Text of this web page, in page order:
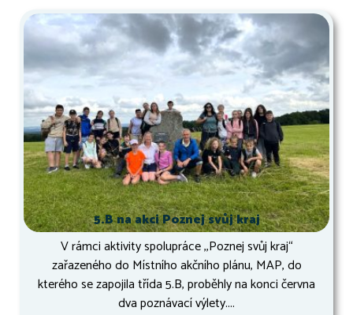
5.B na akci Poznej svůj kraj
V rámci aktivity spolupráce ,,Poznej svůj kraj“
zařazeného do Místního akčního plánu, MAP, do
kterého se zapojila třída 5.B, proběhly na konci června
dva poznávací výlety....